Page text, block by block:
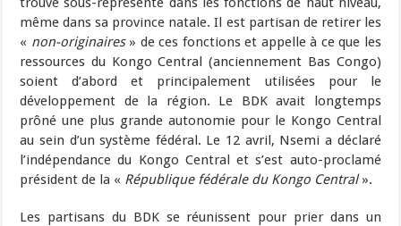
même dans sa province natale. Il est partisan de retirer les
« non-originaires» de ces fonctions et appelle à ce que les
ressources du Kongo Central (anciennement Bas Congo)
soient d’abord et principalement utilisées pour le
développement de la région. Le BDK avait longtemps
prôné une plus grande autonomie pour le Kongo Central
au sein d’un système fédéral. Le 12 avril, Nsemi a déclaré
l’indépendance du Kongo Central et s’est auto-proclamé
président de la « République fédérale du Kongo Central».
Les partisans du BDK se réunissent pour prier dans un